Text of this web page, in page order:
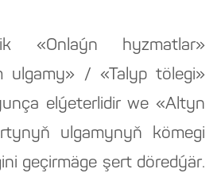
«Onlaýn hyzmatlar»
ulgamy» / «Talyp tölegi»
elýeterlidir we «Altyn
ulgamynyň kömegi
geçirmäge şert döredýär.